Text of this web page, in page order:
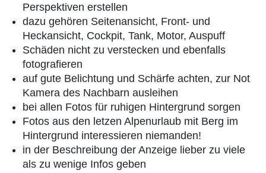
Perspektiven erstellen
dazu gehören Seitenansicht, Front- und
Heckansicht, Cockpit, Tank, Motor, Auspuff
Schäden nicht zu verstecken und ebenfalls
fotografieren
auf gute Belichtung und Schärfe achten, zur Not
Kamera des Nachbarn ausleihen
bei allen Fotos für ruhigen Hintergrund sorgen
Fotos aus den letzen Alpenurlaub mit Berg im
Hintergrund interessieren niemanden!
in der Beschreibung der Anzeige lieber zu viele
als zu wenige Infos geben